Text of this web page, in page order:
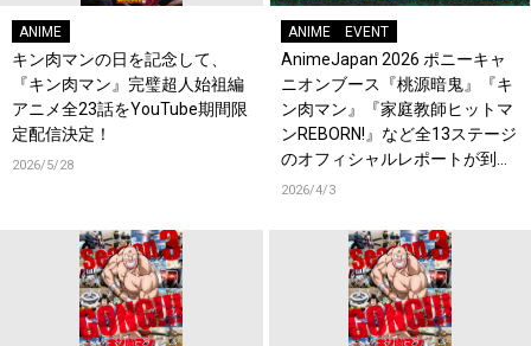
ANIME
キン肉マンの日を記念して、
『キン肉マン』完璧超人始祖編
アニメ全23話をYouTube期間限
定配信決定！
2026/5/28
ANIME EVENT
AnimeJapan 2026 ポニーキャ
ニオンブース『桃源暗鬼』『キ
ン肉マン』『家庭教師ヒットマ
ンREBORN!』など全13ステージ
のオフィシャルレポートが到
着！
2026/4/3